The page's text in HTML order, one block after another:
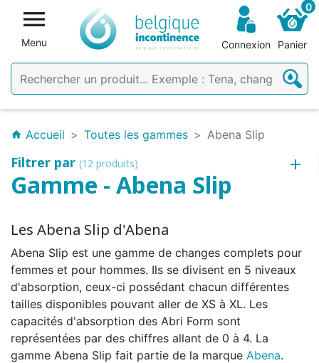

Menu Connexion
0
Panier
home Accueil Toutes les gammes Abena Slip
Filtrer par (12 produits)
Gamme - Abena Slip
Les Abena Slip d'Abena
Abena Slip est une gamme de changes complets pour
femmes et pour hommes. Ils se divisent en 5 niveaux
d'absorption, ceux-ci possédant chacun différentes
tailles disponibles pouvant aller de XS à XL. Les
capacités d'absorption des Abri Form sont
représentées par des chiffres allant de 0 à 4. La
gamme Abena Slip fait partie de la marque Abena.